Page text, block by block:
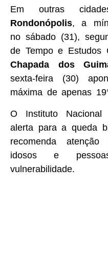
Em outras
Rondonópolis, a
no sábado (31),
de Tempo e Estudos
Chapada dos
sexta-feira (30)
máxima de apenas
O Instituto Nacional
alerta para a queda
recomenda
idosos e
vulnerabilidade.